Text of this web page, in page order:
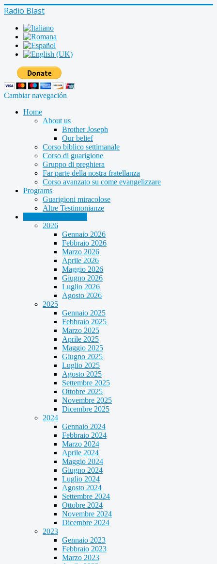
Radio Blast
Cambiar navegación
Home
About us
Brother Joseph
Our belief
Corso biblico settimanale
Corso di guarigione
Gruppo di preghiera
Far parte della nostra fratellanza
Corso avanzato su come evangelizzare
Programs
Guarigioni miracolose
Altre Testimonianze
2026
Gennaio 2026
Febbraio 2026
Marzo 2026
Aprile 2026
Maggio 2026
Giugno 2026
Luglio 2026
Agosto 2026
2025
Gennaio 2025
Febbraio 2025
Marzo 2025
Aprile 2025
Maggio 2025
Giugno 2025
Luglio 2025
Agosto 2025
Settembre 2025
Ottobre 2025
Novembre 2025
Dicembre 2025
2024
Gennaio 2024
Febbraio 2024
Marzo 2024
Aprile 2024
Maggio 2024
Giugno 2024
Luglio 2024
Agosto 2024
Settembre 2024
Ottobre 2024
Novembre 2024
Dicembre 2024
2023
Gennaio 2023
Febbraio 2023
Marzo 2023